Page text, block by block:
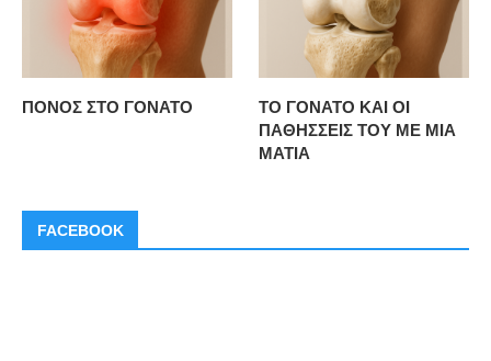
ΠΟΝΟΣ ΣΤΟ ΓΟΝΑΤΟ
ΤΟ ΓΟΝΑΤΟ ΚΑΙ ΟΙ
ΠΑΘΗΣΣΕΙΣ ΤΟΥ ΜΕ ΜΙΑ
ΜΑΤΙΑ
FACEBOOK